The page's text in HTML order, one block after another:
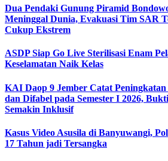
Dua Pendaki Gunung Piramid
Meninggal Dunia, Evakuasi Tim SAR
Cukup Ekstrem
ASDP Siap Go Live Sterilisasi Enam
Keselamatan Naik Kelas
KAI Daop 9 Jember Catat Peningkatan
dan Difabel pada Semester I 2026,
Semakin Inklusif
Kasus Video Asusila di Banyuwangi,
17 Tahun jadi Tersangka